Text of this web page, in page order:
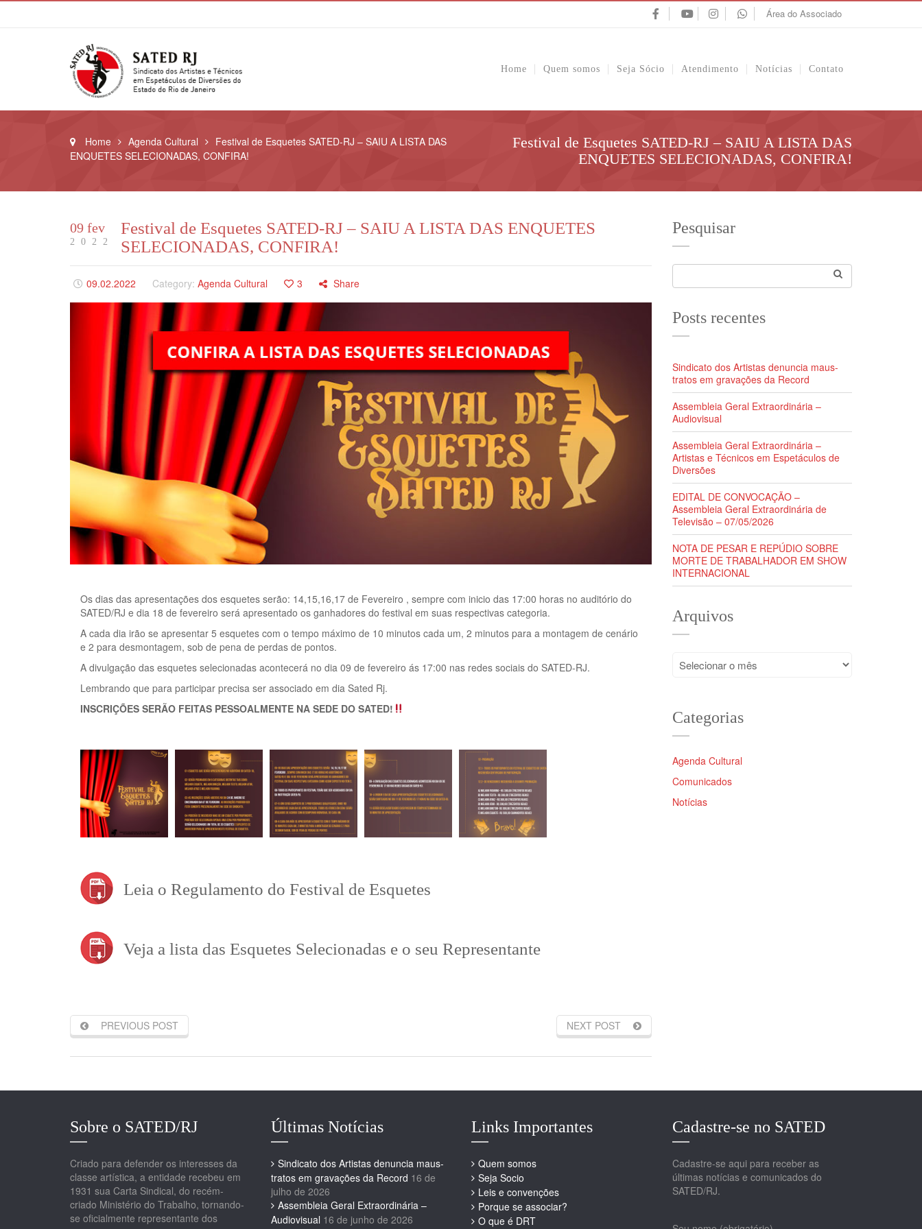
Área do Associado
Home Quem somos Seja Sócio Atendimento Notícias Contato
Home Agenda Cultural
Festival de Esquetes SATED-RJ – SAIU A LISTA DAS
ENQUETES SELECIONADAS, CONFIRA!
Festival de Esquetes SATED-RJ – SAIU A LISTA DAS
ENQUETES SELECIONADAS, CONFIRA!
09 fev
2022
Festival de Esquetes SATED-RJ – SAIU A LISTA DAS ENQUETES
SELECIONADAS, CONFIRA!
09.02.2022 Category: Agenda Cultural 3 Share
Os dias das apresentações dos esquetes serão: 14,15,16,17 de Fevereiro , sempre com inicio das 17:00 horas no auditório do
SATED/RJ e dia 18 de fevereiro será apresentado os ganhadores do festival em suas respectivas categoria.
A cada dia irão se apresentar 5 esquetes com o tempo máximo de 10 minutos cada um, 2 minutos para a montagem de cenário
e 2 para desmontagem, sob de pena de perdas de pontos.
A divulgação das esquetes selecionadas acontecerá no dia 09 de fevereiro ás 17:00 nas redes sociais do SATED-RJ.
Lembrando que para participar precisa ser associado em dia Sated Rj.
INSCRIÇÕES SERÃO FEITAS PESSOALMENTE NA SEDE DO SATED!
Leia o Regulamento do Festival de Esquetes
Veja a lista das Esquetes Selecionadas e o seu Representante
PREVIOUS POST NEXT POST
Pesquisar
Posts recentes
Sindicato dos Artistas denuncia maus-
tratos em gravações da Record
Assembleia Geral Extraordinária –
Audiovisual
Assembleia Geral Extraordinária –
Artistas e Técnicos em Espetáculos de
Diversões
EDITAL DE CONVOCAÇÃO –
Assembleia Geral Extraordinária de
Televisão – 07/05/2026
NOTA DE PESAR E REPÚDIO SOBRE
MORTE DE TRABALHADOR EM SHOW
INTERNACIONAL
Arquivos
Arquivos
Categorias
Agenda Cultural
Comunicados
Notícias
Sobre o SATED/RJ
Criado para defender os interesses da
classe artística, a entidade recebeu em
1931 sua Carta Sindical, do recém-
criado Ministério do Trabalho, tornando-
se oficialmente representante dos
Últimas Notícias
Sindicato dos Artistas denuncia maus-
tratos em gravações da Record 16 de
julho de 2026
Assembleia Geral Extraordinária –
Audiovisual 16 de junho de 2026
Links Importantes
Quem somos
Seja Socio
Leis e convenções
Porque se associar?
O que é DRT
Cadastre-se no SATED
Cadastre-se aqui para receber as
últimas notícias e comunicados do
SATED/RJ.